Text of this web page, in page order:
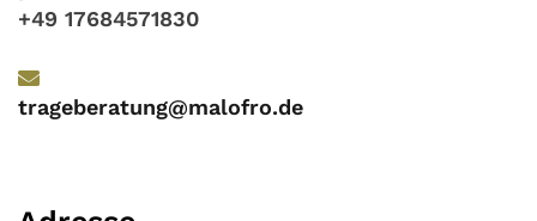
+49 17684571830
trageberatung@malofro.de